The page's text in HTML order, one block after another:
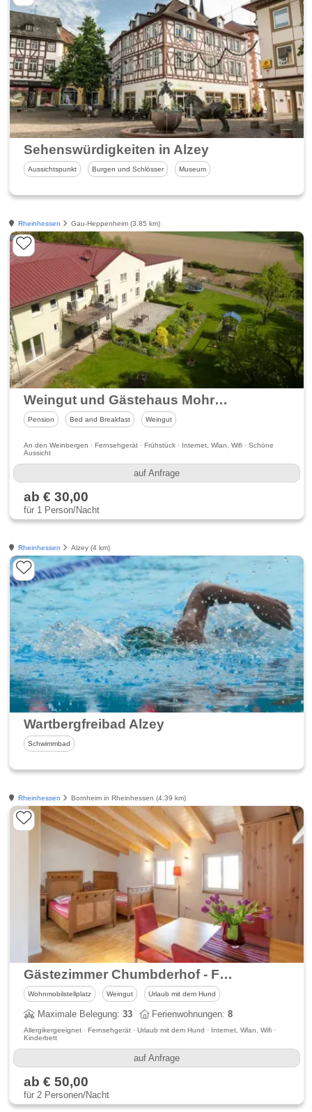
Sehenswürdigkeiten in Alzey
Aussichtspunkt Burgen und Schlösser Museum
Rheinhessen Gau-Heppenheim (3.85 km)
Weingut und Gästehaus Mohrenmühle
Pension Bed and Breakfast Weingut
An den Weinbergen · Fernsehgerät · Frühstück · Internet, Wlan, Wifi · Schöne
Aussicht
auf Anfrage
ab € 30,00
für 1 Person/Nacht
Rheinhessen Alzey (4 km)
Wartbergfreibad Alzey
Schwimmbad
Rheinhessen Bornheim in Rheinhessen (4.39 km)
Gästezimmer Chumbderhof - Ferien auf dem Weingut in Rheinhessen
Wohnmobilstellplatz Weingut Urlaub mit dem Hund
Maximale Belegung:33 Ferienwohnungen:8
Allergikergeeignet · Fernsehgerät · Urlaub mit dem Hund · Internet, Wlan, Wifi ·
Kinderbett
auf Anfrage
ab € 50,00
für 2 Personen/Nacht